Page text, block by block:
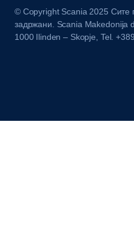
© Copyright Scania 2025 Сите
задржани. Scania Makedonija
1000 Ilinden – Skopje, Tel.